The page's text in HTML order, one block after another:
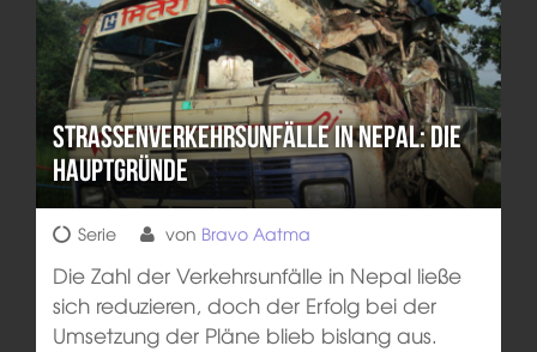
Straßenverkehrsunfälle in Nepal: die
Hauptgründe
Serie von Bravo Aatma
Die Zahl der Verkehrsunfälle in Nepal ließe
sich reduzieren, doch der Erfolg bei der
Umsetzung der Pläne blieb bislang aus.